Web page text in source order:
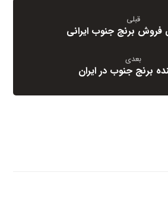
قبلی
فروش برنج جنوب ایرانی
بعدی
برنج جنوب در ایران